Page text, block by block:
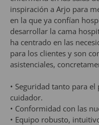
inspiración a Arjo para
en la que ya confían
desarrollar la cama
ha centrado en las
para los clientes y son
asistenciales,
• Seguridad tanto para
cuidador.
• Conformidad con las
• Equipo robusto,